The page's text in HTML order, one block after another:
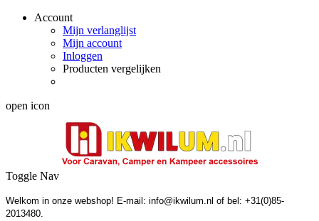
Account
Mijn verlanglijst
Mijn account
Inloggen
Producten vergelijken
open icon
Toggle Nav
Welkom in onze webshop! E-mail: info@ikwilum.nl of bel: +31(0)85-
2013480.